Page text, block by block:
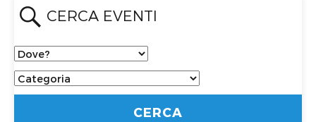
CERCA EVENTI
Dove?
Categoria